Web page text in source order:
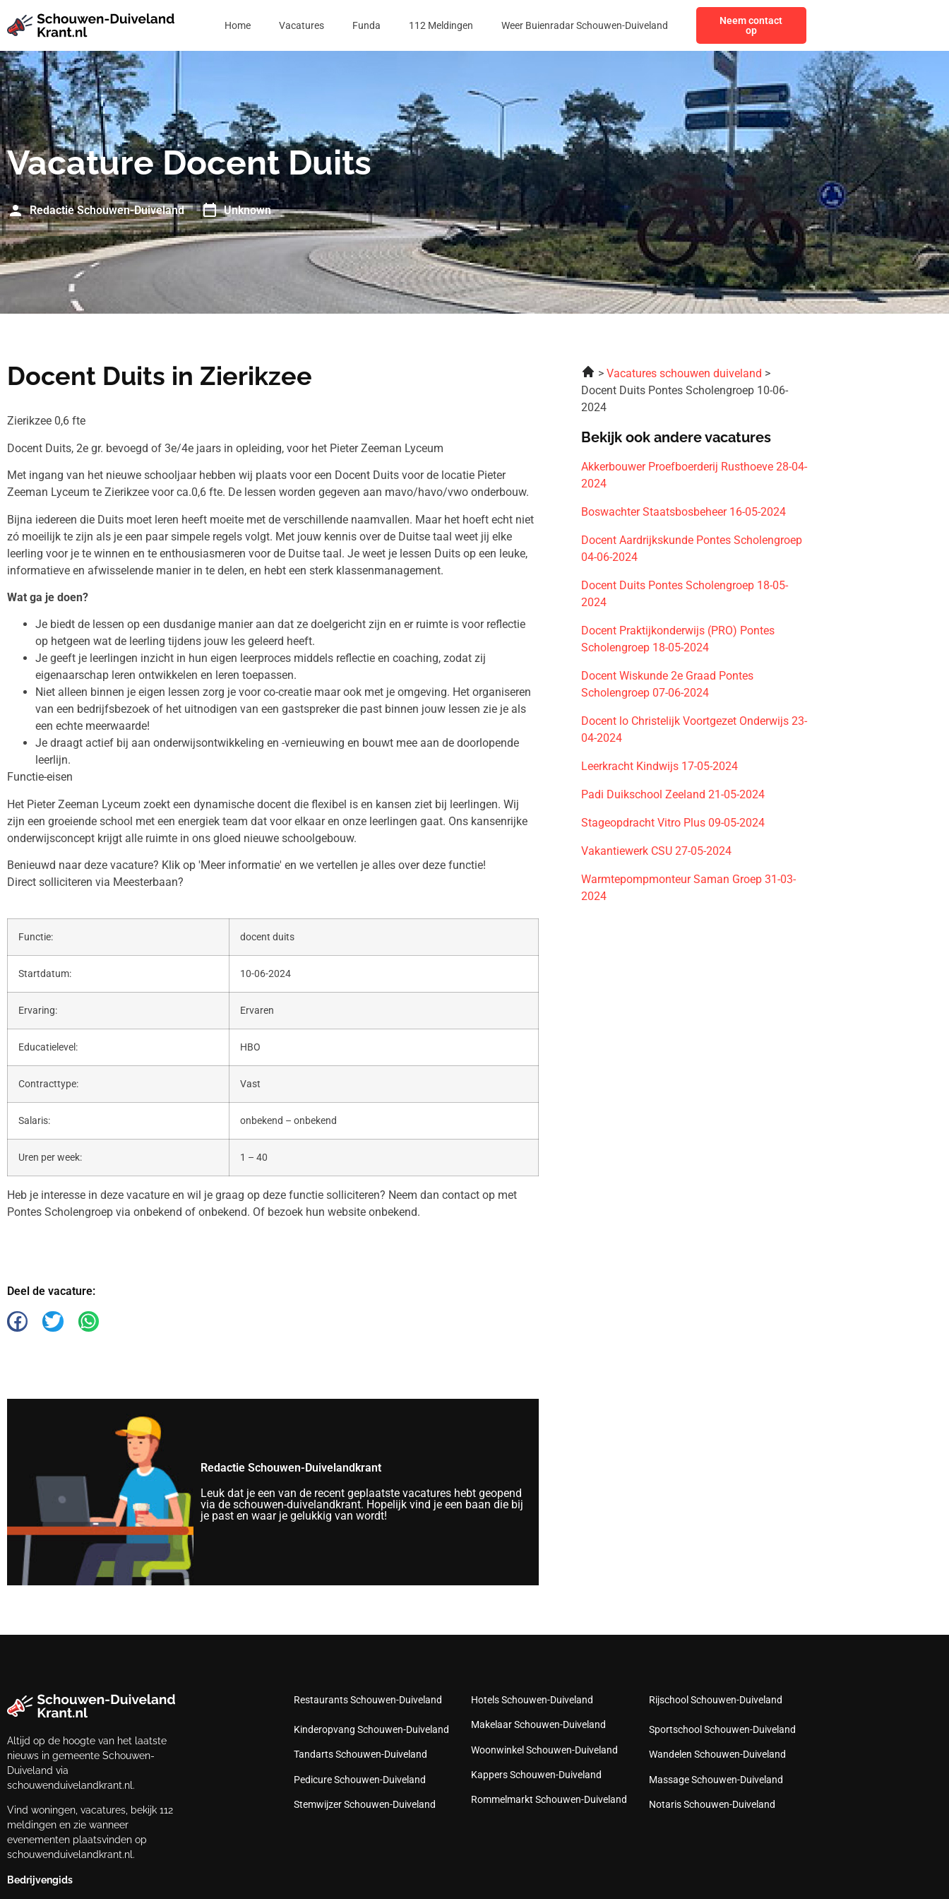
Home Vacatures Funda 112 Meldingen Weer Buienradar Schouwen-Duiveland
Neem contact
op
Vacature Docent Duits
Redactie Schouwen-Duiveland Unknown
Docent Duits in Zierikzee
Zierikzee 0,6 fte
Docent Duits, 2e gr. bevoegd of 3e/4e jaars in opleiding, voor het Pieter Zeeman Lyceum
Met ingang van het nieuwe schooljaar hebben wij plaats voor een Docent Duits voor de locatie Pieter
Zeeman Lyceum te Zierikzee voor ca.0,6 fte. De lessen worden gegeven aan mavo/havo/vwo onderbouw.
Bijna iedereen die Duits moet leren heeft moeite met de verschillende naamvallen. Maar het hoeft echt niet
zó moeilijk te zijn als je een paar simpele regels volgt. Met jouw kennis over de Duitse taal weet jij elke
leerling voor je te winnen en te enthousiasmeren voor de Duitse taal. Je weet je lessen Duits op een leuke,
informatieve en afwisselende manier in te delen, en hebt een sterk klassenmanagement.
Wat ga je doen?
Je biedt de lessen op een dusdanige manier aan dat ze doelgericht zijn en er ruimte is voor reflectie
op hetgeen wat de leerling tijdens jouw les geleerd heeft.
Je geeft je leerlingen inzicht in hun eigen leerproces middels reflectie en coaching, zodat zij
eigenaarschap leren ontwikkelen en leren toepassen.
Niet alleen binnen je eigen lessen zorg je voor co-creatie maar ook met je omgeving. Het organiseren
van een bedrijfsbezoek of het uitnodigen van een gastspreker die past binnen jouw lessen zie je als
een echte meerwaarde!
Je draagt actief bij aan onderwijsontwikkeling en -vernieuwing en bouwt mee aan de doorlopende
leerlijn.
Functie-eisen
Het Pieter Zeeman Lyceum zoekt een dynamische docent die flexibel is en kansen ziet bij leerlingen. Wij
zijn een groeiende school met een energiek team dat voor elkaar en onze leerlingen gaat. Ons kansenrijke
onderwijsconcept krijgt alle ruimte in ons gloed nieuwe schoolgebouw.
Benieuwd naar deze vacature? Klik op 'Meer informatie' en we vertellen je alles over deze functie!
Direct solliciteren via Meesterbaan?
Functie: docent duits
Startdatum: 10-06-2024
Ervaring: Ervaren
Educatielevel: HBO
Contracttype: Vast
Salaris: onbekend – onbekend
Uren per week: 1 – 40
Heb je interesse in deze vacature en wil je graag op deze functie solliciteren? Neem dan contact op met
Pontes Scholengroep via onbekend of onbekend. Of bezoek hun website onbekend.
Deel de vacature:
Redactie Schouwen-Duivelandkrant
Leuk dat je een van de recent geplaatste vacatures hebt geopend
via de schouwen-duivelandkrant. Hopelijk vind je een baan die bij
je past en waar je gelukkig van wordt!
Vacatures schouwen duiveland
Docent Duits Pontes Scholengroep 10-06-
2024
Bekijk ook andere vacatures
Akkerbouwer Proefboerderij Rusthoeve 28-04-
2024
Boswachter Staatsbosbeheer 16-05-2024
Docent Aardrijkskunde Pontes Scholengroep
04-06-2024
Docent Duits Pontes Scholengroep 18-05-
2024
Docent Praktijkonderwijs (PRO) Pontes
Scholengroep 18-05-2024
Docent Wiskunde 2e Graad Pontes
Scholengroep 07-06-2024
Docent lo Christelijk Voortgezet Onderwijs 23-
04-2024
Leerkracht Kindwijs 17-05-2024
Padi Duikschool Zeeland 21-05-2024
Stageopdracht Vitro Plus 09-05-2024
Vakantiewerk CSU 27-05-2024
Warmtepompmonteur Saman Groep 31-03-
2024
Altijd op de hoogte van het laatste
nieuws in gemeente Schouwen-
Duiveland via
schouwenduivelandkrant.nl.
Vind woningen, vacatures, bekijk 112
meldingen en zie wanneer
evenementen plaatsvinden op
schouwenduivelandkrant.nl.
Bedrijvengids
Restaurants Schouwen-Duiveland
Kinderopvang Schouwen-Duiveland
Tandarts Schouwen-Duiveland
Pedicure Schouwen-Duiveland
Stemwijzer Schouwen-Duiveland
Hotels Schouwen-Duiveland
Makelaar Schouwen-Duiveland
Woonwinkel Schouwen-Duiveland
Kappers Schouwen-Duiveland
Rommelmarkt Schouwen-Duiveland
Rijschool Schouwen-Duiveland
Sportschool Schouwen-Duiveland
Wandelen Schouwen-Duiveland
Massage Schouwen-Duiveland
Notaris Schouwen-Duiveland